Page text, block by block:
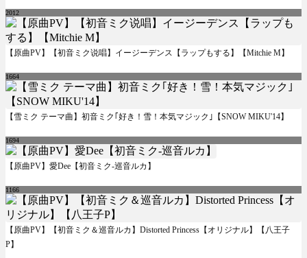
2012
【原曲PV】【初音ミク说唱】イージーデンス【ラップもする】【Mitchie M】
1664
【雪ミク テーマ曲】初音ミク｢好き！雪！本気マジック｣【SNOW MIKU'14】
1694
【原曲PV】愛Dee【初音ミク-巡音ルカ】
1166
【原曲PV】【初音ミク＆巡音ルカ】Distorted Princess【オリジナル】【八王子
P】